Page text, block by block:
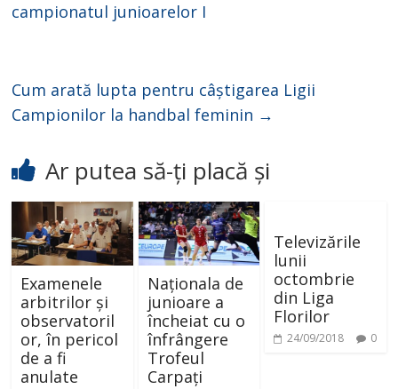
campionatul junioarelor I
Cum arată lupta pentru câștigarea Ligii
Campionilor la handbal feminin →
Ar putea să-ți placă și
Examenele
arbitrilor și
observatoril
or, în pericol
de a fi
anulate
Naționala de
junioare a
încheiat cu o
înfrângere
Trofeul
Carpați
Televizările
lunii
octombrie
din Liga
Florilor
24/09/2018 0